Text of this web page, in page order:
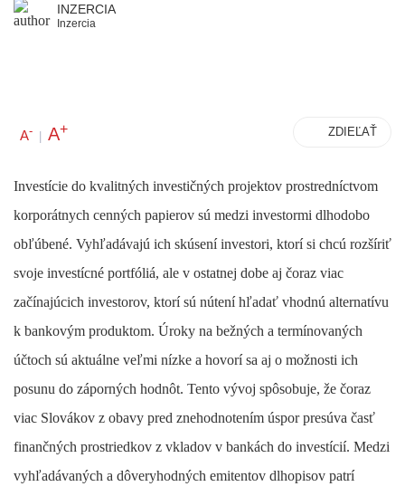
INZERCIA
Inzercia
A- | A+ ZDIEĽAŤ
Investície do kvalitných investičných projektov prostredníctvom
korporátnych cenných papierov sú medzi investormi dlhodobo
obľúbené. Vyhľadávajú ich skúsení investori, ktorí si chcú rozšíriť
svoje investícné portfóliá, ale v ostatnej dobe aj čoraz viac
začínajúcich investorov, ktorí sú nútení hľadať vhodnú alternatívu
k bankovým produktom. Úroky na bežných a termínovaných
účtoch sú aktuálne veľmi nízke a hovorí sa aj o možnosti ich
posunu do záporných hodnôt. Tento vývoj spôsobuje, že čoraz
viac Slovákov z obavy pred znehodnotením úspor presúva časť
finančných prostriedkov z vkladov v bankách do investícií. Medzi
vyhľadávaných a dôveryhodných emitentov dlhopisov patrí